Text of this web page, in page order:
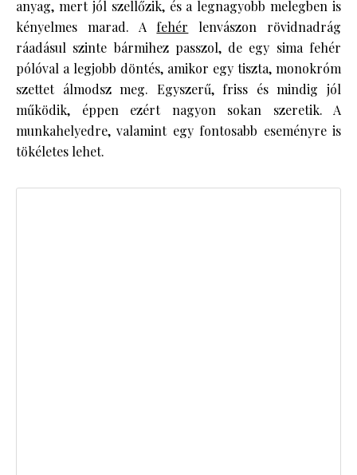
anyag, mert jól szellőzik, és a legnagyobb melegben is
kényelmes marad. A fehér lenvászon rövidnadrág
ráadásul szinte bármihez passzol, de egy sima fehér
pólóval a legjobb döntés, amikor egy tiszta, monokróm
szettet álmodsz meg. Egyszerű, friss és mindig jól
működik, éppen ezért nagyon sokan szeretik. A
munkahelyedre, valamint egy fontosabb eseményre is
tökéletes lehet.